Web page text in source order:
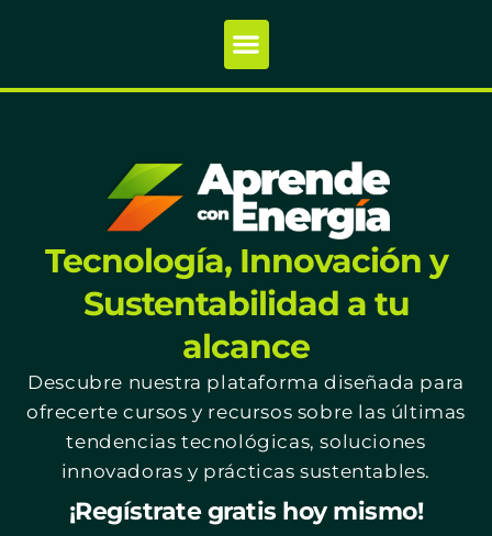
Tecnología, Innovación y
Sustentabilidad a tu
alcance
Descubre nuestra plataforma diseñada para
ofrecerte cursos y recursos sobre las últimas
tendencias tecnológicas, soluciones
innovadoras y prácticas sustentables.
¡Regístrate gratis hoy mismo!